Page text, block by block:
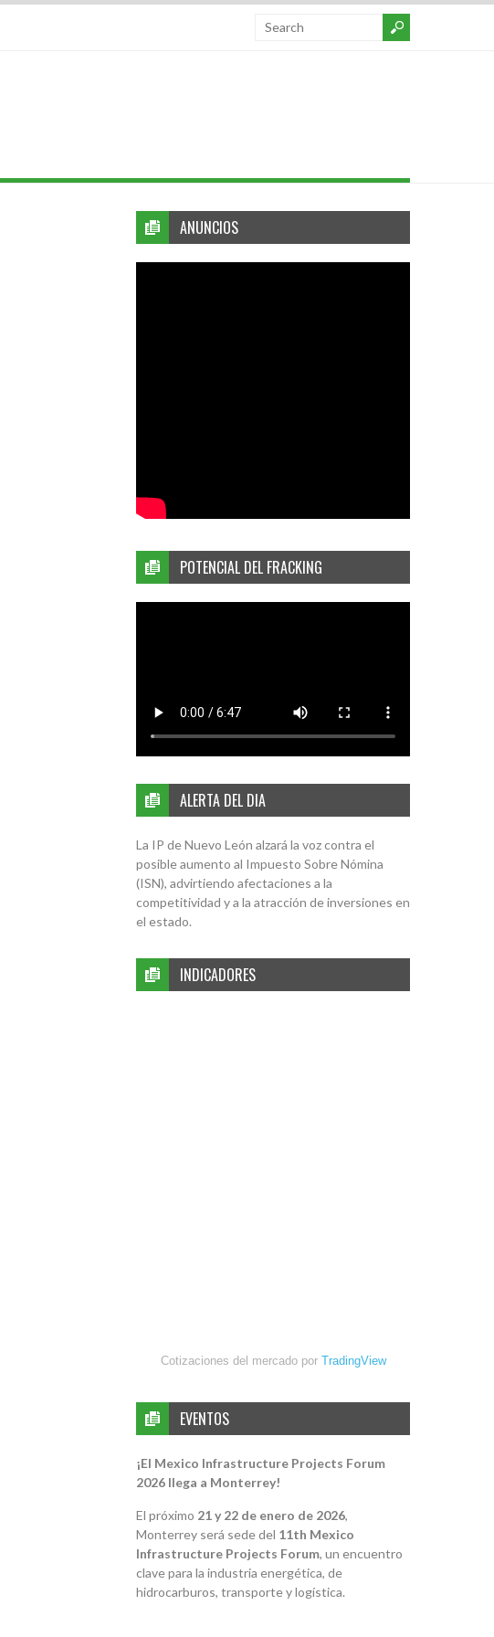
ANUNCIOS
POTENCIAL DEL FRACKING
ALERTA DEL DIA
La IP de Nuevo León alzará la voz contra el
posible aumento al Impuesto Sobre Nómina
(ISN), advirtiendo afectaciones a la
competitividad y a la atracción de inversiones en
el estado.
INDICADORES
Cotizaciones del mercado por TradingView
EVENTOS
¡El Mexico Infrastructure Projects Forum
2026 llega a Monterrey!
El próximo 21 y 22 de enero de 2026,
Monterrey será sede del 11th Mexico
Infrastructure Projects Forum, un encuentro
clave para la industria energética, de
hidrocarburos, transporte y logística.